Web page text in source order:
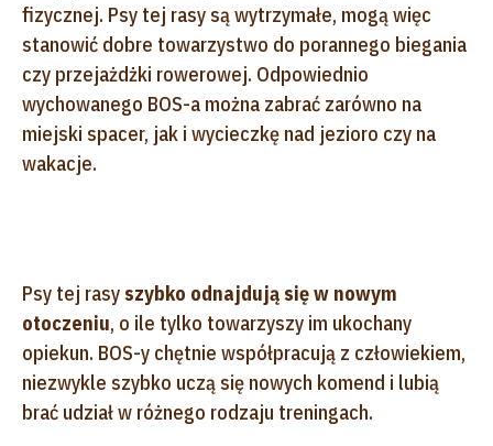
fizycznej. Psy tej rasy są wytrzymałe, mogą więc
stanowić dobre towarzystwo do porannego biegania
czy przejażdżki rowerowej. Odpowiednio
wychowanego BOS-a można zabrać zarówno na
miejski spacer, jak i wycieczkę nad jezioro czy na
wakacje.
Psy tej rasyszybko odnajdują się w nowym
otoczeniu, o ile tylko towarzyszy im ukochany
opiekun. BOS-y chętnie współpracują z człowiekiem,
niezwykle szybko uczą się nowych komend i lubią
brać udział w różnego rodzaju treningach.